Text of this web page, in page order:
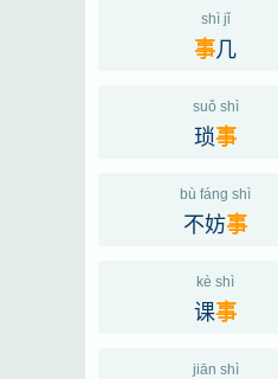
shì jǐ
事几
suǒ shì
琐事
bù fáng shì
不妨事
kè shì
课事
jiān shì